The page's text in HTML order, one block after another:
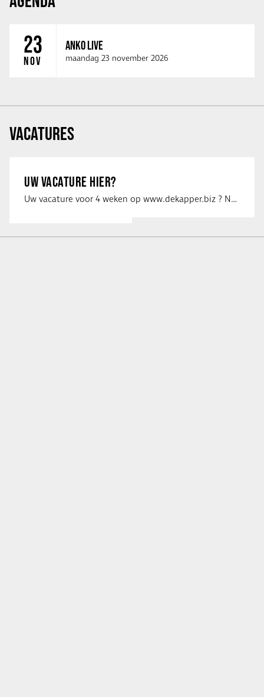
23
NOV
ANKO LIVE
maandag 23 november 2026
VACATURES
UW VACATURE HIER?
Uw vacature voor 4 weken op www.dekapper.biz ? Neem dan contact op met Maaike …